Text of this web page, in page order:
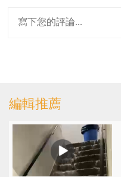
編輯推薦